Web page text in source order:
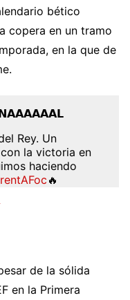
bético
copera en un tramo
en la que de
Rey. Un
la victoria en
haciendo
🔥
29, 2025
de la sólida
en la Primera